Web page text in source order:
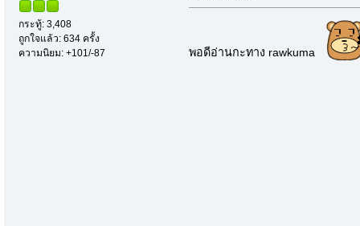
กระทู้: 3,408
ถูกใจแล้ว: 634 ครั้ง
ความนิยม: +101/-87
พอดีอ่านกะทาง rawkuma